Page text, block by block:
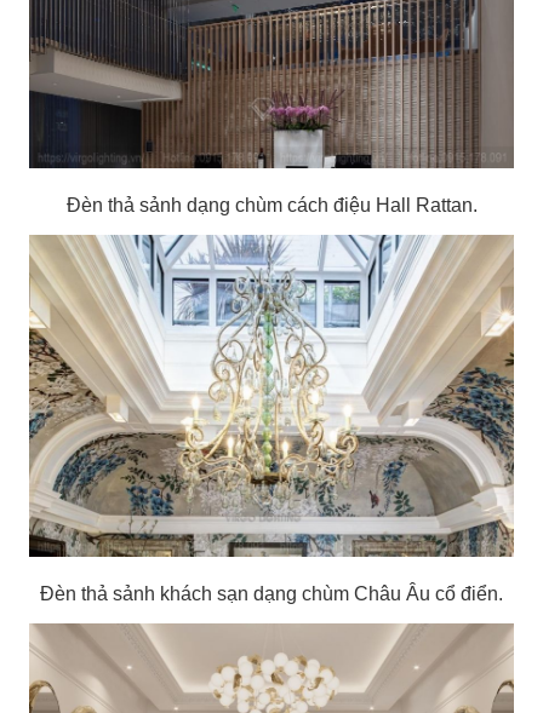
Đèn thả sảnh dạng chùm cách điệu Hall Rattan.
Đèn thả sảnh khách sạn dạng chùm Châu Âu cổ điển.